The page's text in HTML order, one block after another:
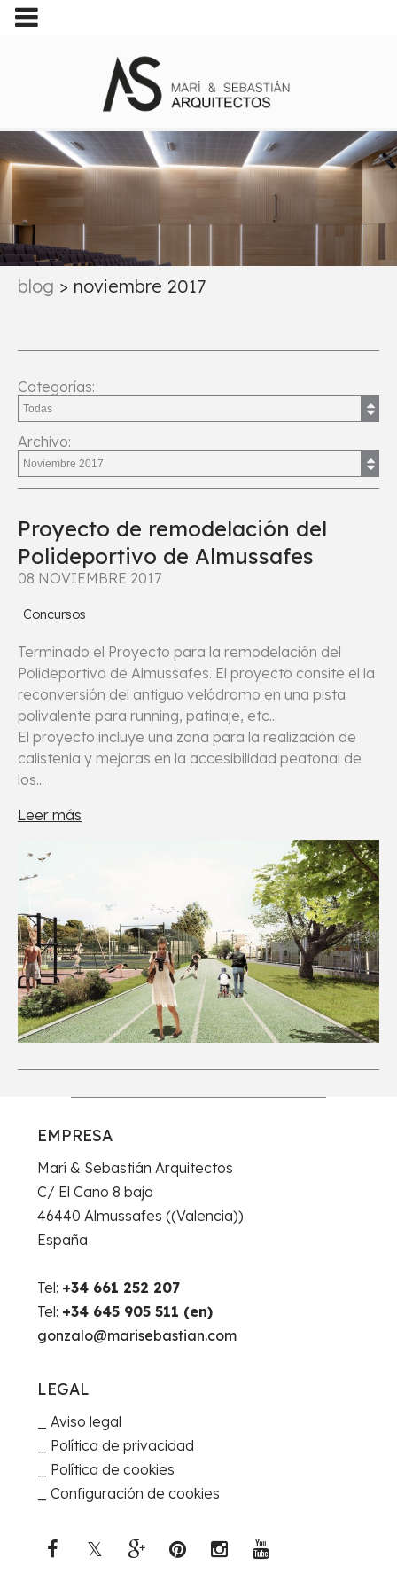
blog > noviembre 2017
Categorías:
Archivo:
Proyecto de remodelación del
Polideportivo de Almussafes
08 NOVIEMBRE 2017
Concursos
Terminado el Proyecto para la remodelación del
Polideportivo de Almussafes. El proyecto consite el la
reconversión del antiguo velódromo en una pista
polivalente para running, patinaje, etc...
El proyecto incluye una zona para la realización de
calistenia y mejoras en la accesibilidad peatonal de
los...
Leer más
EMPRESA
Marí & Sebastián Arquitectos
C/ El Cano 8 bajo
46440 Almussafes ((Valencia))
España
Tel: +34 661 252 207
Tel: +34 645 905 511 (en)
gonzalo@marisebastian.com
LEGAL
Aviso legal
Política de privacidad
Política de cookies
Configuración de cookies